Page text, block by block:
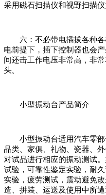
采用磁石扫描仪和视野扫描仪
六：不必带电插拔各种各
电前提下，插下控制器也会
间还击工作电压非常高，非
头。
小型振动台产品简介
小型振动台适用汽车零部
品类、家俱、礼物、瓷器、
对试品进行相应的振动测试
试验，可靠性鉴定实验，耐
实验，疲劳测试，震动避免
造、拼装、运送及使用中所